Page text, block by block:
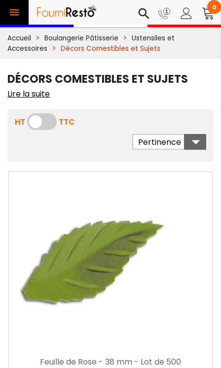
 search 0
Accueil Boulangerie Pâtisserie
Ustensiles et
Accessoires
Décors Comestibles et Sujets
DÉCORS COMESTIBLES ET SUJETS
Lire la suite
HT
TTC
Pertinence

Feuille de Rose - 38 mm - Lot de 500